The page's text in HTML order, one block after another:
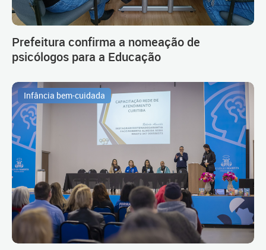
Prefeitura confirma a nomeação de
psicólogos para a Educação
Infância bem-cuidada